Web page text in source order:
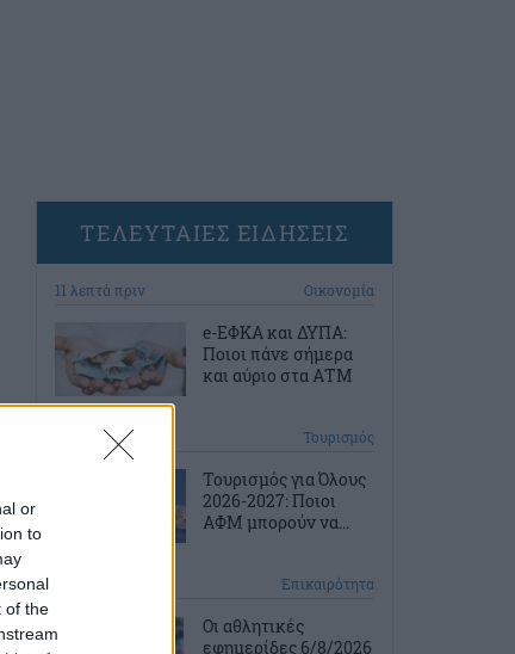
or
to
of the
ΤΕΛΕΥΤΑΙΕΣ ΕΙΔΗΣΕΙΣ
11 λεπτά πριν Οικονομία
e-ΕΦΚΑ και ΔΥΠΑ:
Ποιοι πάνε σήμερα
και αύριο στα ΑΤΜ
41 λεπτά πριν Τουρισμός
Τουρισμός για Όλους
2026-2027: Ποιοι
ΑΦΜ μπορούν να...
Επικαιρότητα
Οι αθλητικές
εφημερίδες 6/8/2026